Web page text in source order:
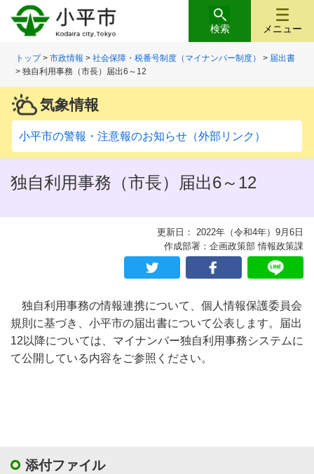
メニュー
検索
トップ>市政情報 >社会保障・税番号制度（マイナンバー制度） > 届出書
> 独自利用事務（市長）届出6～12
気象情報
小平市の警報・注意報のお知らせ（外部リンク）
独自利用事務（市長）届出6～12
更新日： 2022年（令和4年）9月6日
作成部署：企画政策部 情報政策課
独自利用事務の情報連携について、個人情報保護委員会
規則に基づき、小平市の届出書について公表します。届出
12以降については、マイナンバー独自利用事務システムに
て公開している内容をご参照ください。
添付ファイル